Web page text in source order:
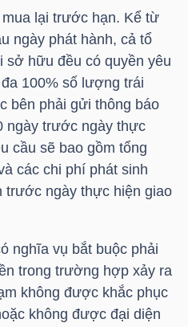
lại trước hạn. Kể từ
ngày phát hành, cả tổ
hữu đều có quyền yêu
100% số lượng trái
bên phải gửi thông báo
ngày trước ngày thực
cầu sẽ bao gồm tổng
các chi phí phát sinh
trước ngày thực hiện giao
nghĩa vụ bắt buộc phải
trong trường hợp xảy ra
không được khắc phục
không được đại diện